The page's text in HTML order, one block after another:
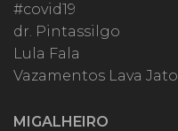
#covid19
dr. Pintassilgo
Lula Fala
Vazamentos Lava Jato
MIGALHEIRO